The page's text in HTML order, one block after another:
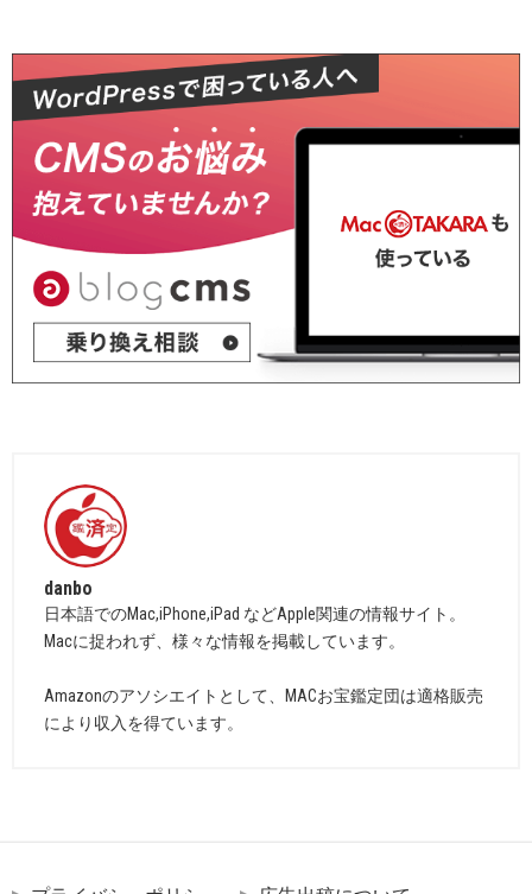
danbo
日本語でのMac,iPhone,iPad などApple関連の情報サイト。
Macに捉われず、様々な情報を掲載しています。
Amazonのアソシエイトとして、MACお宝鑑定団は適格販売
により収入を得ています。